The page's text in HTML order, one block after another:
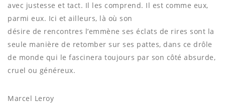
avec justesse et tact. Il les comprend. Il est comme eux,
parmi eux. Ici et ailleurs, là où son
désire de rencontres l’emmène ses éclats de rires sont la
seule manière de retomber sur ses pattes, dans ce drôle
de monde qui le fascinera toujours par son côté absurde,
cruel ou généreux.
Marcel Leroy